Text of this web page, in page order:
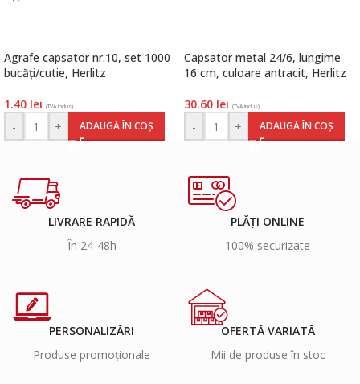
Agrafe capsator nr.10, set 1000
bucăți/cutie, Herlitz
1.40 lei (TVA inclus)
- + ADAUGĂ ÎN COȘ
Capsator metal 24/6, lungime
16 cm, culoare antracit, Herlitz
30.60 lei (TVA inclus)
- + ADAUGĂ ÎN COȘ
LIVRARE RAPIDĂ
În 24-48h
PLĂȚI ONLINE
100% securizate
PERSONALIZĂRI
Produse promoționale
OFERTĂ VARIATĂ
Mii de produse în stoc